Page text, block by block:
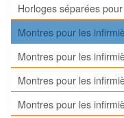
Horloges séparées
Montres pour les
Montres pour les
Montres pour les
Montres pour les